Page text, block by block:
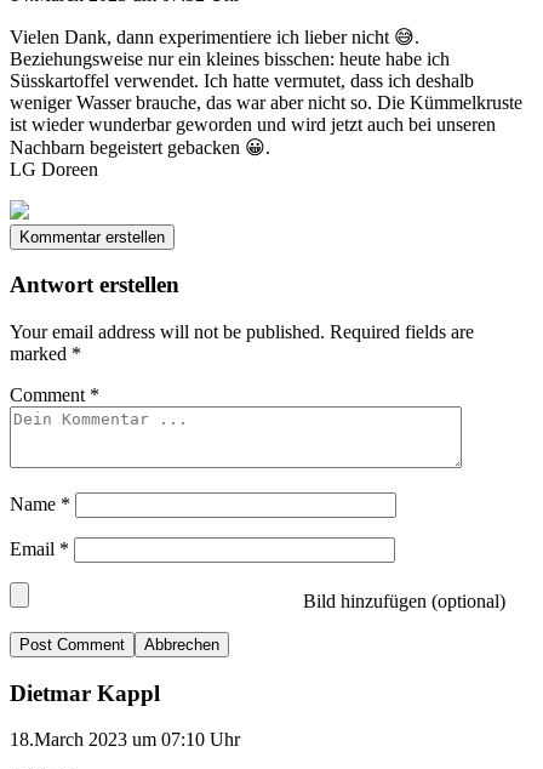
Vielen Dank, dann experimentiere ich lieber nicht 😅.
Beziehungsweise nur ein kleines bisschen: heute habe ich
Süsskartoffel verwendet. Ich hatte vermutet, dass ich deshalb
weniger Wasser brauche, das war aber nicht so. Die Kümmelkruste
ist wieder wunderbar geworden und wird jetzt auch bei unseren
Nachbarn begeistert gebacken 😀.
LG Doreen
Kommentar erstellen
Antwort erstellen
Your email address will not be published. Required fields are
marked *
Comment *
Name *
Email *
Bild hinzufügen (optional)
Abbrechen
Dietmar Kappl
18.March 2023 um 07:10 Uhr